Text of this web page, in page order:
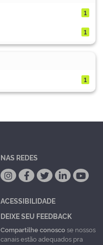
1
1
1
NAS REDES
ACESSIBILIDADE
DEIXE SEU FEEDBACK
Compartilhe conoscose nossos
canais estão adequados pra